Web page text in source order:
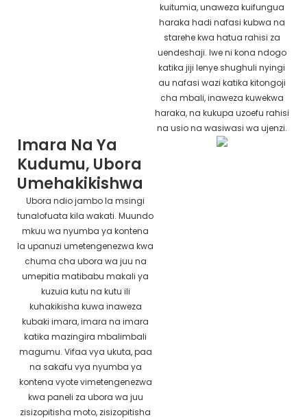
kuitumia, unaweza kuifungua
haraka hadi nafasi kubwa na
starehe kwa hatua rahisi za
uendeshaji. Iwe ni kona ndogo
katika jiji lenye shughuli nyingi
au nafasi wazi katika kitongoji
cha mbali, inaweza kuwekwa
haraka, na kukupa uzoefu rahisi
na usio na wasiwasi wa ujenzi.
Imara Na Ya
Kudumu, Ubora
Umehakikishwa
Ubora ndio jambo la msingi
tunalofuata kila wakati. Muundo
mkuu wa nyumba ya kontena
la upanuzi umetengenezwa kwa
chuma cha ubora wa juu na
umepitia matibabu makali ya
kuzuia kutu na kutu ili
kuhakikisha kuwa inaweza
kubaki imara, imara na imara
katika mazingira mbalimbali
magumu. Vifaa vya ukuta, paa
na sakafu vya nyumba ya
kontena vyote vimetengenezwa
kwa paneli za ubora wa juu
zisizopitisha moto, zisizopitisha